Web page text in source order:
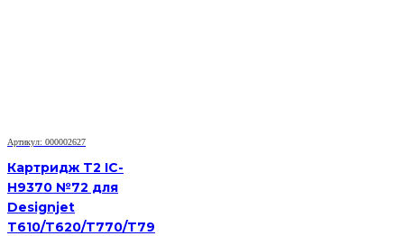
Артикул: 000002627
Картридж T2 IC-
H9370 №72 для
Designjet
T610/T620/T770/T79